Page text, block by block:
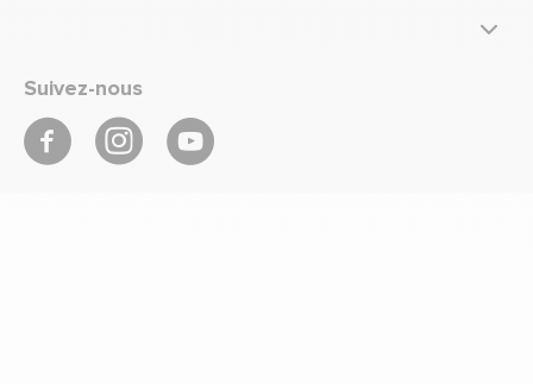
Suivez-nous